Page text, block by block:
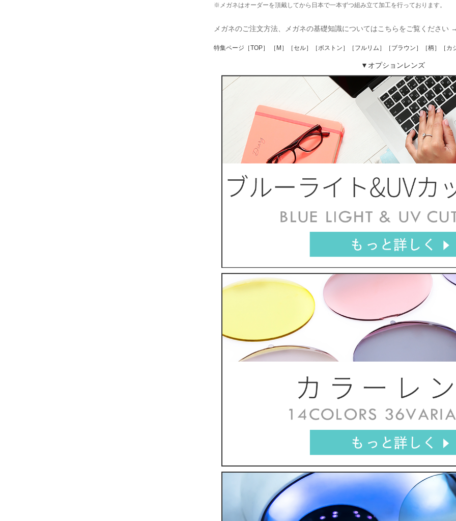
※メガネはオーダーを頂戴してから日本で一本ずつ組み立て加工を行っております。
メガネのご注文方法、メガネの基礎知識についてはこちらをご覧ください →
特集ページ［TOP］ ［M］［セル］［ボストン］［フルリム］［ブラウン］［柄］［カ
▼オプションレンズ